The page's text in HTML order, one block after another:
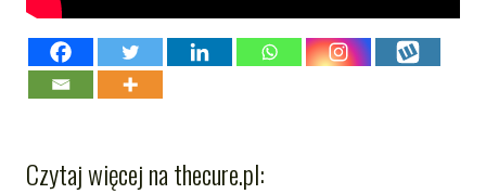
Czytaj więcej na thecure.pl: